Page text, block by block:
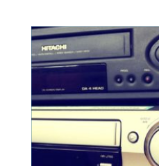
förlorar motorn både
kraft och livslängd.
Samtidigt går många
cylindrar att rädda till en
b...